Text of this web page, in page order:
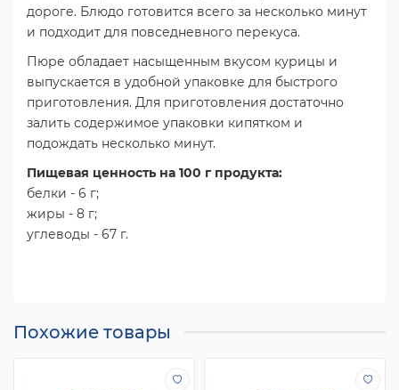
дороге. Блюдо готовится всего за несколько минут
и подходит для повседневного перекуса.
Пюре обладает насыщенным вкусом курицы и
выпускается в удобной упаковке для быстрого
приготовления. Для приготовления достаточно
залить содержимое упаковки кипятком и
подождать несколько минут.
Пищевая ценность на 100 г продукта:
белки - 6 г;
жиры - 8 г;
углеводы - 67 г.
Похожие товары